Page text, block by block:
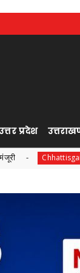
प्रदेश
एनडीएमए